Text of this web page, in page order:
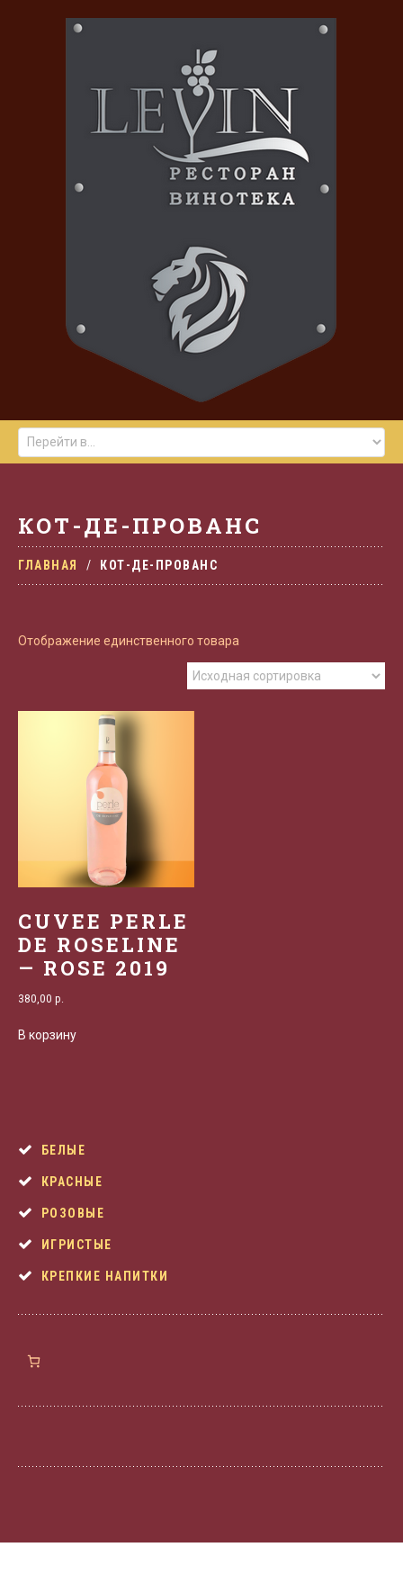
КОТ-ДЕ-ПРОВАНС
ГЛАВНАЯ КОТ-ДЕ-ПРОВАНС
Отображение единственного товара
CUVEE PERLE
DE ROSELINE
— ROSE 2019
380,00 р.
В корзину
БЕЛЫЕ
КРАСНЫЕ
РОЗОВЫЕ
ИГРИСТЫЕ
КРЕПКИЕ НАПИТКИ